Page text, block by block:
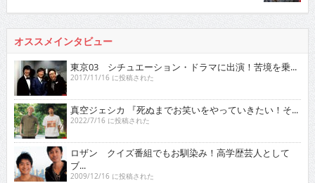
オススメインタビュー
東京03 シチュエーション・ドラマに出演！苦境を乗...
2017/11/16 に投稿された
真空ジェシカ 『死ぬまでお笑いをやっていきたい！そ...
2022/7/16 に投稿された
ロザン クイズ番組でもお馴染み！高学歴芸人として
ブ...
2009/12/16 に投稿された